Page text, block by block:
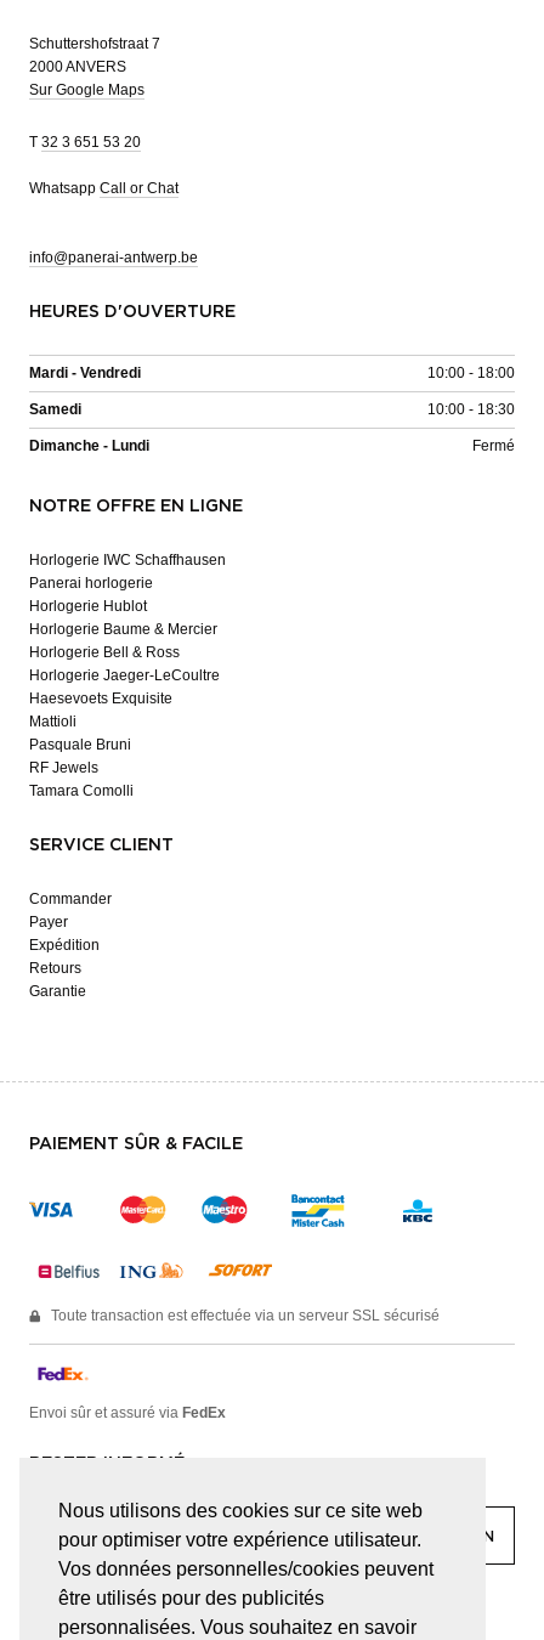
Nous utilisons des cookies sur ce site web
pour optimiser votre expérience utilisateur.
Vos données personnelles/cookies peuvent
être utilisés pour des publicités
personnalisées. Vous souhaitez en savoir
Schuttershofstraat 7
2000 ANVERS
Sur Google Maps
T 32 3 651 53 20
Whatsapp Call or Chat
info@panerai-antwerp.be
HEURES D'OUVERTURE
Mardi - Vendredi 10:00 - 18:00
Samedi 10:00 - 18:30
Dimanche - Lundi Fermé
NOTRE OFFRE EN LIGNE
Horlogerie IWC Schaffhausen
Panerai horlogerie
Horlogerie Hublot
Horlogerie Baume & Mercier
Horlogerie Bell & Ross
Horlogerie Jaeger-LeCoultre
Haesevoets Exquisite
Mattioli
Pasquale Bruni
RF Jewels
Tamara Comolli
SERVICE CLIENT
Commander
Payer
Expédition
Retours
Garantie
PAIEMENT SÛR & FACILE
Toute transaction est effectuée via un serveur SSL sécurisé
Envoi sûr et assuré via FedEx
RESTER INFORMÉ
facebook linkedin